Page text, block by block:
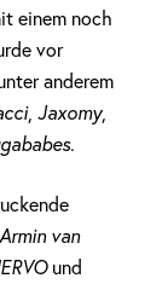
einem noch
vor
anderem
, Jaxomy,
.
Armin van
und